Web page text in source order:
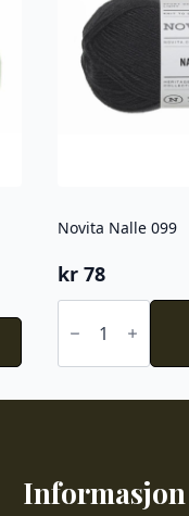
Novita Nalle 099
kr 78
Novita
099
antall
Informasjon